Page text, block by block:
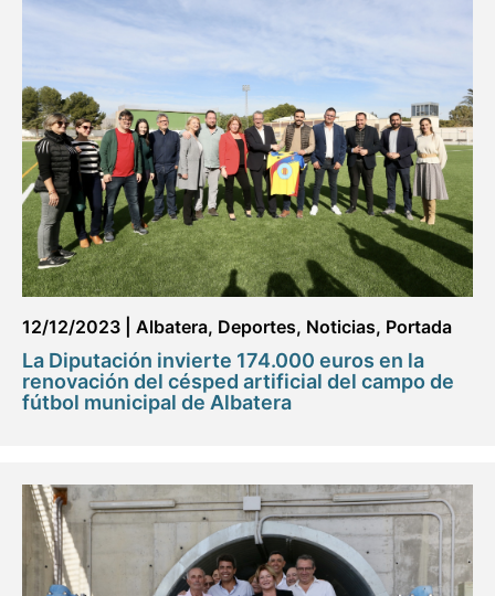
12/12/2023 Albatera, Deportes, Noticias, Portada
La Diputación invierte 174.000 euros en la
renovación del césped artificial del campo de
fútbol municipal de Albatera